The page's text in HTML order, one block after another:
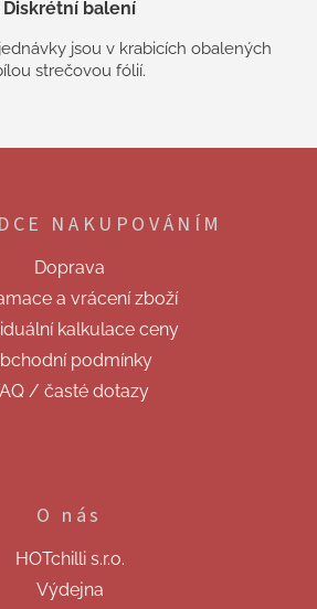
Diskrétní balení
jsou v krabicích obalených
strečovou fólií.
NAKUPOVÁNÍM
Doprava
a vrácení zboží
kalkulace ceny
podmínky
/ časté dotazy
O nás
HOTchilli s.r.o.
Výdejna